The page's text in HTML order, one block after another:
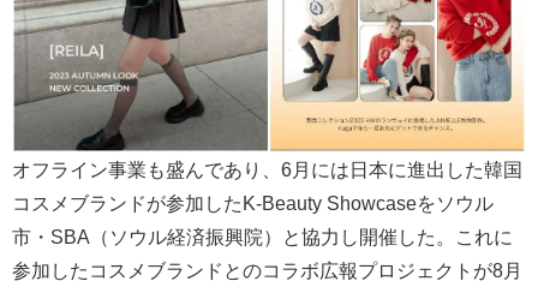
オフライン事業も盛んであり、6月には日本に進出した韓国
コスメブランドが参加したK-Beauty Showcaseをソウル
市・SBA（ソウル経済振興院）と協力し開催した。これに
参加したコスメブランドとのコラボ広報プロジェクトが8月